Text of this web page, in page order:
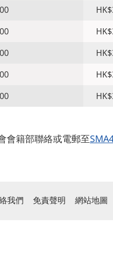
會籍部聯絡或電郵至
我們 免責聲明 網站地圖